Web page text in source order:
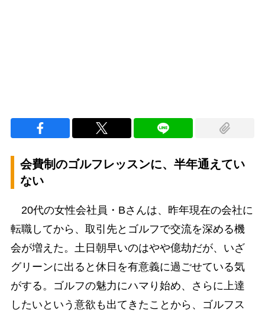
会費制のゴルフレッスンに、半年通えてい
ない
20代の女性会社員・Bさんは、昨年現在の会社に
転職してから、取引先とゴルフで交流を深める機
会が増えた。土日朝早いのはやや億劫だが、いざ
グリーンに出ると休日を有意義に過ごせている気
がする。ゴルフの魅力にハマり始め、さらに上達
したいという意欲も出てきたことから、ゴルフス